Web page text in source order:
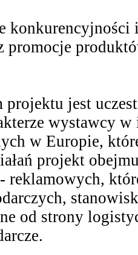
promocje
projektu jest
wystawcy
w Europie,
projekt
reklamowych,
od strony